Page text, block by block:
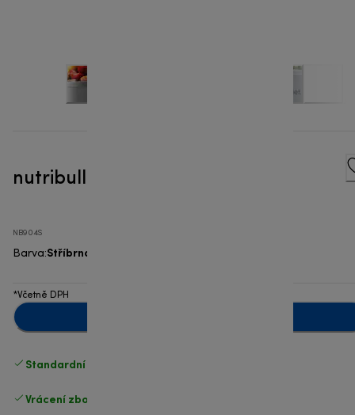
nutribullet® Pro 900W - mixér
NB904S
Barva:Stříbrná
*Včetně DPH
Standardní doručení zdarma
Vrácení zboží zdarma